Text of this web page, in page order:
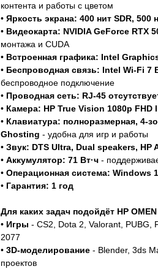
контента и работы с цветом
• Яркость экрана: 400 нит SDR, 500
• Видеокарта: NVIDIA GeForce RTX
монтажа и CUDA
• Встроенная графика: Intel
• Беспроводная связь: Intel Wi-Fi 7
беспроводное подключение
• Проводная сеть: RJ-45
• Камера: HP True Vision 1080p FHD
• Клавиатура: полноразмерная, 4-
Ghosting - удобна для игр и работы
• Звук: DTS Ultra, Dual speakers, HP
• Аккумулятор: 71 Вт·ч -
• Операционная система: Windows
• Гарантия: 1 год
Для каких задач подойдёт HP
• Игры - CS2, Dota 2, Valorant, PUBG,
2077
• 3D-моделирование - Blender, 3ds
проектов